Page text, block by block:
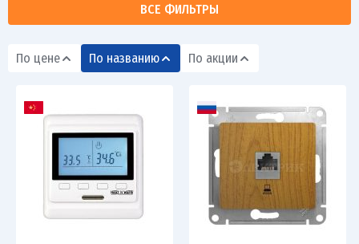
ВСЕ ФИЛЬТРЫ
По цене По названию По акции